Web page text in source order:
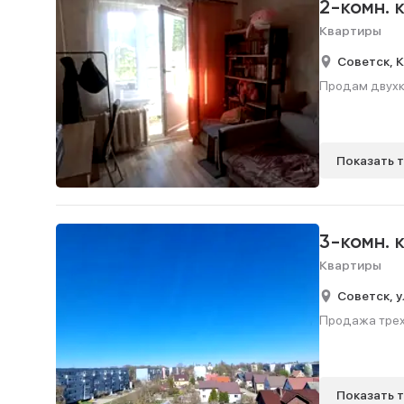
2-комн.
Квартиры
Советск,
Продам
Показать
3-комн.
Квартиры
Советск,
Продажа
Показать